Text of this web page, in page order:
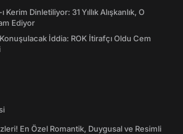
Dinletiliyor: 31 Yıllık Alışkanlık, O
Ediyor
İddia: ROK İtirafçı Oldu Cem
En Özel Romantik, Duygusal ve Resimli